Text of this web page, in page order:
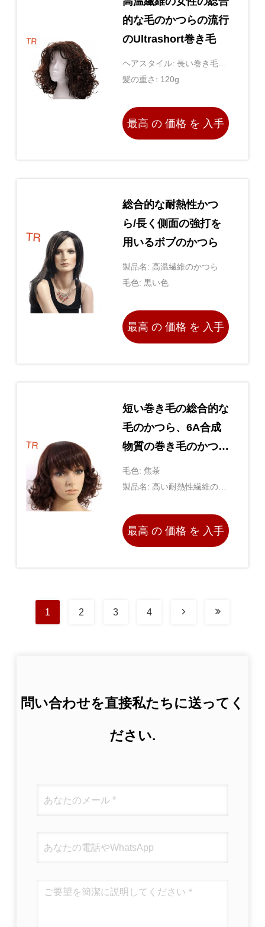
的な毛のかつらの流行
のUltrashort巻き毛
ヘアスタイル: 長い巻き毛の
完全なヘッドかつら
髪の重さ: 120g
最高 の 価格 を 入手
総合的な耐熱性かつ
ら/長く側面の強打を
用いるボブのかつら
製品名: 高温繊維のかつら
毛色: 黒い色
最高 の 価格 を 入手
短い巻き毛の総合的な
毛のかつら、6A合成
物質の巻き毛のかつら
焦茶
毛色: 焦茶
製品名: 高い耐熱性繊維のか
最高 の 価格 を 入手
1 2 3 4
問い合わせを直接私たちに送ってく
ださい.